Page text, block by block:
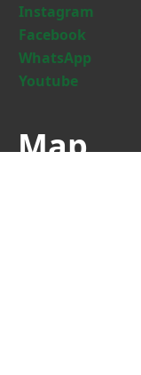
Instagram
Facebook
WhatsApp
Youtube
Map